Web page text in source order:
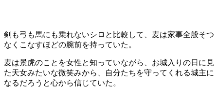
剣も弓も馬にも乗れないシロと比較して、麦は家事全般そつ
なくこなすほどの腕前を持っていた。
麦は景虎のことを女性と知っていながら、お城入りの日に見
た天女みたいな微笑みから、自分たちを守ってくれる城主に
なるだろうと心から信じていた。